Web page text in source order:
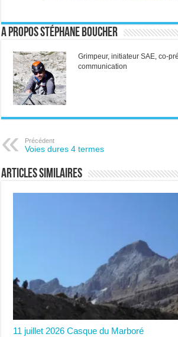
A propos Stéphane Boucher
Grimpeur, initiateur SAE, co-
communication
Précédent
Voies dures 4 termes
Articles similaires
11 juillet 2026 Casque du Marboré